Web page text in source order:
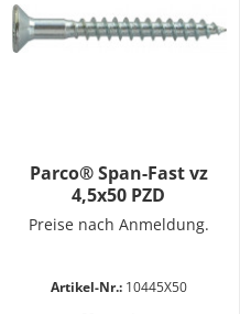
Parco® Span-Fast vz
4,5x50 PZD
Preise nach Anmeldung.
Artikel-Nr.:10445X50